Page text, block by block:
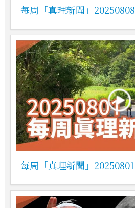
每周「真理新聞」20250808
每周「真理新聞」20250801